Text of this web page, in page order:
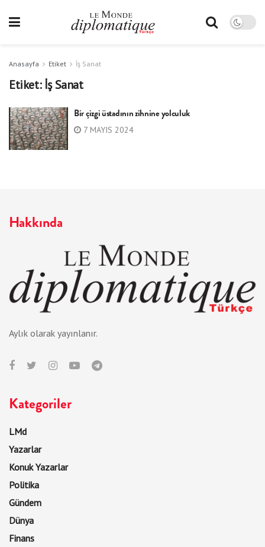
Anasayfa Etiket İş Sanat
Etiket:İş Sanat
Bir çizgi üstadının zihnine yolculuk
7 MAYIS 2024
Hakkında
Aylık olarak yayınlanır.
Kategoriler
LMd
Yazarlar
Konuk Yazarlar
Politika
Gündem
Dünya
Finans